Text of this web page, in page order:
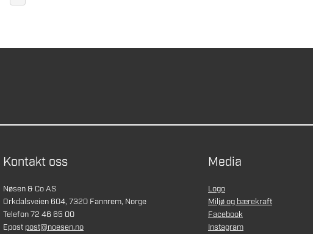
Kontakt oss
Nøsen & Co AS
Orkdalsveien 604, 7320 Fannrem, Norge
Telefon 72 46 65 00
Epost post@noesen.no
Media
Logo
Miljø og bærekraft
Facebook
Instagram